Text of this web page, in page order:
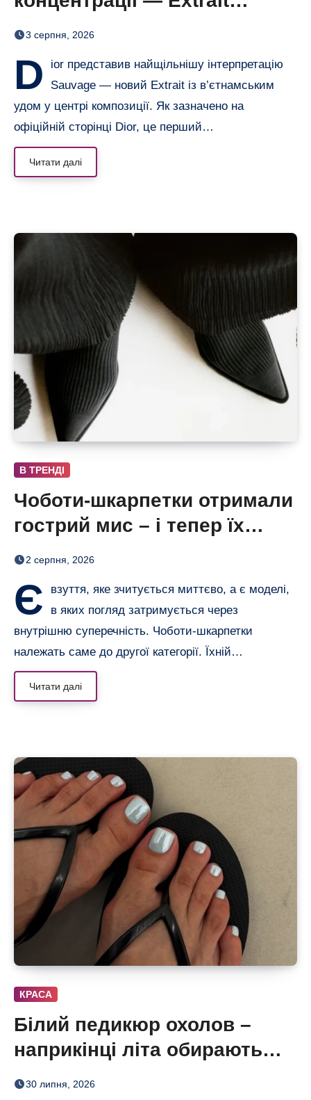
дозріває 42 дні
3 серпня, 2026
D
ior представив найщільнішу інтерпретацію
Sauvage — новий Extrait із в’єтнамським
удом у центрі композиції. Як зазначено на
офіційній сторінці Dior, це перший…
Читати далі
В ТРЕНДІ
Чоботи-шкарпетки отримали
гострий мис – і тепер їх
хочеться роздивлятися
2 серпня, 2026
Є
взуття, яке зчитується миттєво, а є моделі,
в яких погляд затримується через
внутрішню суперечність. Чоботи-шкарпетки
належать саме до другої категорії. Їхній…
Читати далі
КРАСА
Білий педикюр охолов –
наприкінці літа обирають
сіро-блакитний
30 липня, 2026